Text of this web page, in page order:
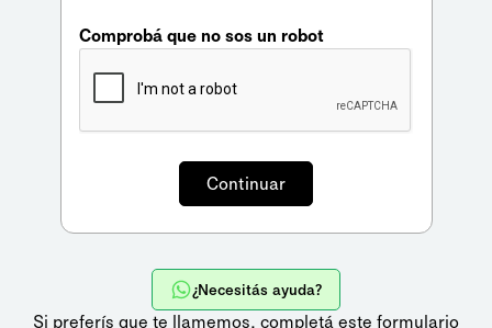
Comprobá que no sos un robot
¿Necesitás ayuda?
Si preferís que te llamemos, completá este formulario